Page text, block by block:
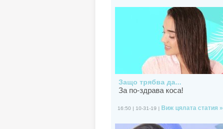
Защо трябва да...
За по-здрава коса!
16:50 | 10-31-19 | Виж цялата статия »